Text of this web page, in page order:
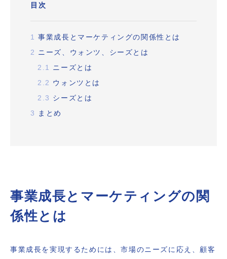
目次
1
事業成長とマーケティングの関係性とは
2 ニーズ、ウォンツ、シーズとは
2.1
ニーズとは
2.2 ウォンツとは
2.3 シーズとは
3
まとめ
事業成長とマーケティングの関
係性とは
事業成長を実現するためには、市場のニーズに応え、顧客